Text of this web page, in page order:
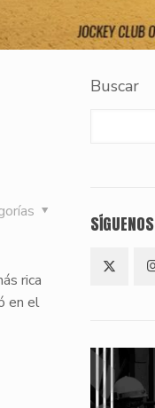
rica
en el
Buscar
SÍGUENOS